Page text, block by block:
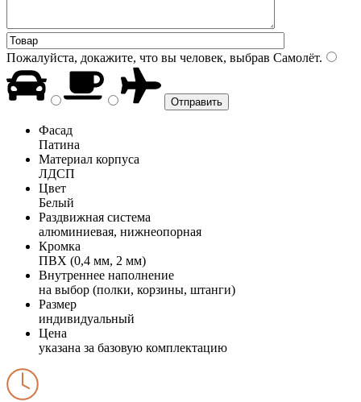
Пожалуйста, докажите, что вы человек, выбрав Самолёт.
Фасад
Патина
Материал корпуса
ЛДСП
Цвет
Белый
Раздвижная система
алюминиевая, нижнеопорная
Кромка
ПВХ (0,4 мм, 2 мм)
Внутреннее наполнение
на выбор (полки, корзины, штанги)
Размер
индивидуальный
Цена
указана за базовую комплектацию